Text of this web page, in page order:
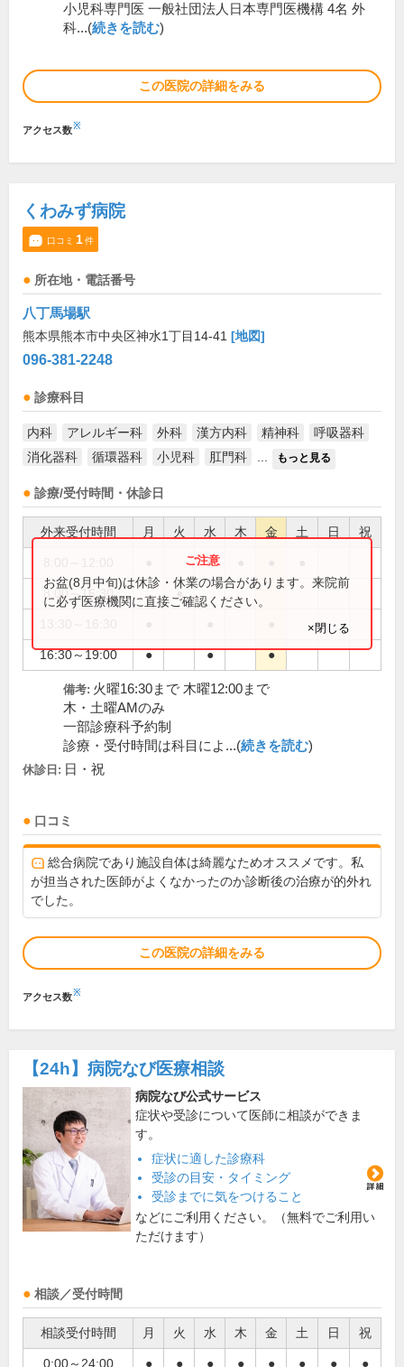
小児科専門医 一般社団法人日本専門医機構 4名 外
科...(続きを読む)
この医院の詳細をみる
アクセス数※
くわみず病院
口コミ 1件
所在地・電話番号
八丁馬場駅
熊本県熊本市中央区神水1丁目14-41 [地図]
096-381-2248
診療科目
内科 アレルギー科 外科 漢方内科 精神科
呼吸器科
消化器科
循環器科 小児科 肛門科 もっと見る
診療/受付時間・休診日
外来受付時間 月 火 水 木 金 土 日 祝
●
8:00～16:30 ●
16:30～19:00 ● ● ●
お盆(8月中旬)は休診・休業の場合があります。来院前
に必ず医療機関に直接ご確認ください。
×閉じる
備考: 火曜16:30まで 木曜12:00まで
木・土曜AMのみ
一部診療科予約制
診療・受付時間は科目によ...(続きを読む)
休診日: 日・祝
口コミ
総合病院であり施設自体は綺麗なためオススメです。私
が担当された医師がよくなかったのか診断後の治療が的外れ
でした。
この医院の詳細をみる
アクセス数※
【24h】 病院なび医療相談
病院なび公式サービス
症状や受診について医師に相談ができま
す。
症状に適した診療科
受診の目安・タイミング
受診までに気をつけること
などにご利用ください。（無料でご利用い
ただけます）
相談／受付時間
相談受付時間 月 火 水 木 金 土 日 祝
0:00～24:00 ● ● ● ● ● ● ● ●